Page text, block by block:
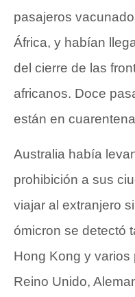
pasajeros
África, y habían
del cierre de las
africanos. Doce
están en
Australia había
prohibición a sus
viajar al extranjero
ómicron se detectó
Hong Kong y
Reino Unido,